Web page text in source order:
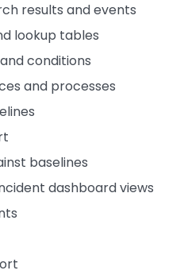
results and events
lookup tables
conditions
and processes
baselines
dashboard views